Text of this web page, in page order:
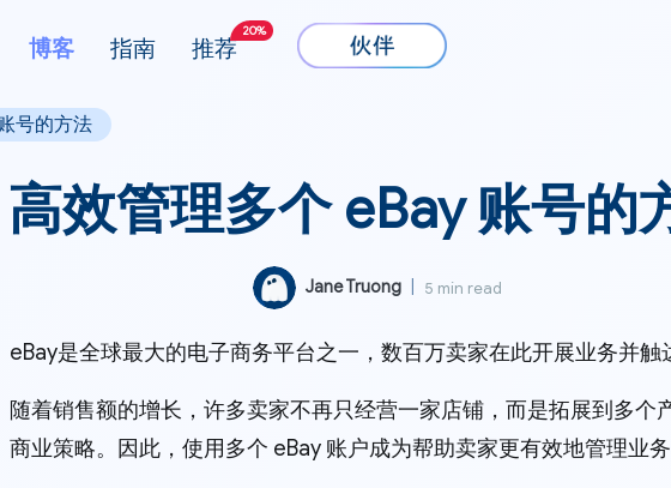
博客 指南 推荐
20%
号的方法
高效管理多个 eBay 账号的
Jane Truong 5 min read
eBay是全球最大的电子商务平台之一，数百万卖家在此开展业务并触
随着销售额的增长，许多卖家不再只经营一家店铺，而是拓展到多个
商业策略。因此，使用多个 eBay 账户成为帮助卖家更有效地管理业务